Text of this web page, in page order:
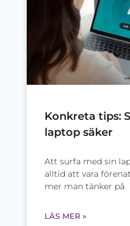
Konkreta tips:
laptop säker
Att surfa med sin
alltid att vara
mer man tänker på
LÄS MER »